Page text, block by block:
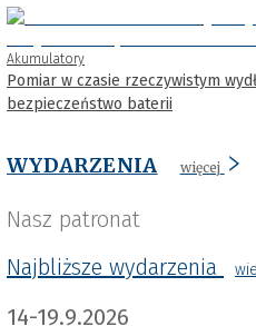
Akumulatory
Pomiar w czasie rzeczywistym
bezpieczeństwo baterii
WYDARZENIA więcej
Nasz patronat
Najbliższe wydarzenia
14-19.9.2026